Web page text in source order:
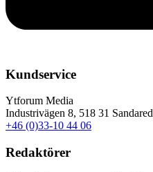
Kundservice
Ytforum Media
Industrivägen 8, 518 31 Sandared
+46 (0)33-10 44 06
Redaktörer